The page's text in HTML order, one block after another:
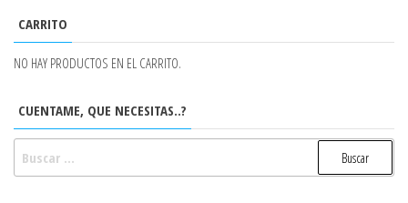
CARRITO
NO HAY PRODUCTOS EN EL CARRITO.
CUENTAME, QUE NECESITAS..?